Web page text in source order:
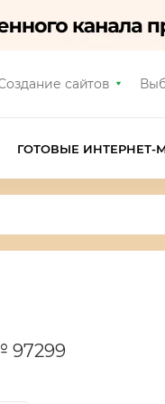
сайтов
ГОТОВЫЕ ИНТЕРНЕТ-
97299